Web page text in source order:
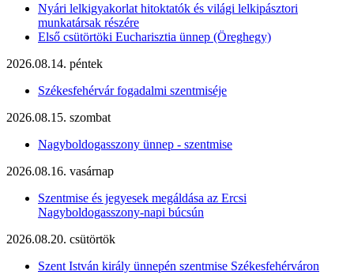
Nyári lelkigyakorlat hitoktatók és világi lelkipásztori
munkatársak részére
Első csütörtöki Eucharisztia ünnep (Öreghegy)
2026.08.14. péntek
Székesfehérvár fogadalmi szentmiséje
2026.08.15. szombat
Nagyboldogasszony ünnep - szentmise
2026.08.16. vasárnap
Szentmise és jegyesek megáldása az Ercsi
Nagyboldogasszony-napi búcsún
2026.08.20. csütörtök
Szent István király ünnepén szentmise Székesfehérváron